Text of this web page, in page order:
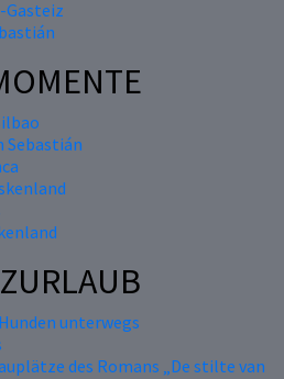
Sebastián
unterwegs
des Romans „De stilte van